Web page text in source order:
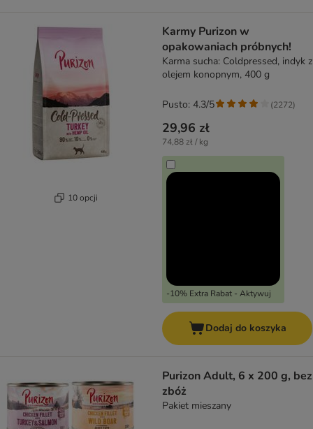
10 opcji
Karmy Purizon w
opakowaniach próbnych!
Karma sucha: Coldpressed, indyk z
olejem konopnym, 400 g
29,96 zł
74,88 zł / kg
-10% Extra Rabat - Aktywuj
Pusto: 4.3/5 (2272)
Dodaj do koszyka
Purizon Adult, 6 x 200 g, bez
zbóż
Pakiet mieszany